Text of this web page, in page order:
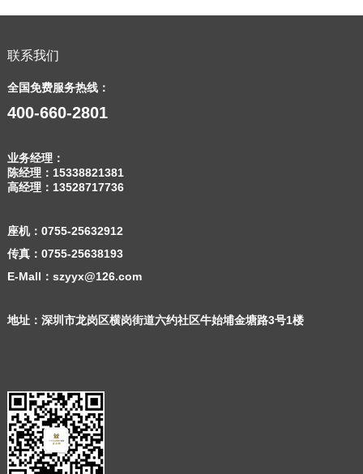
联系我们
全国免费服务热线：
400-660-2801
业务经理：
陈经理： 15338821381
高经理： 13528717736
座机： 0755-25632912
传真：0755-25638193
E-Mall：szyyx@126.com
地址：深圳市龙岗区横岗街道六约社区牛始埔金塘路3号1楼